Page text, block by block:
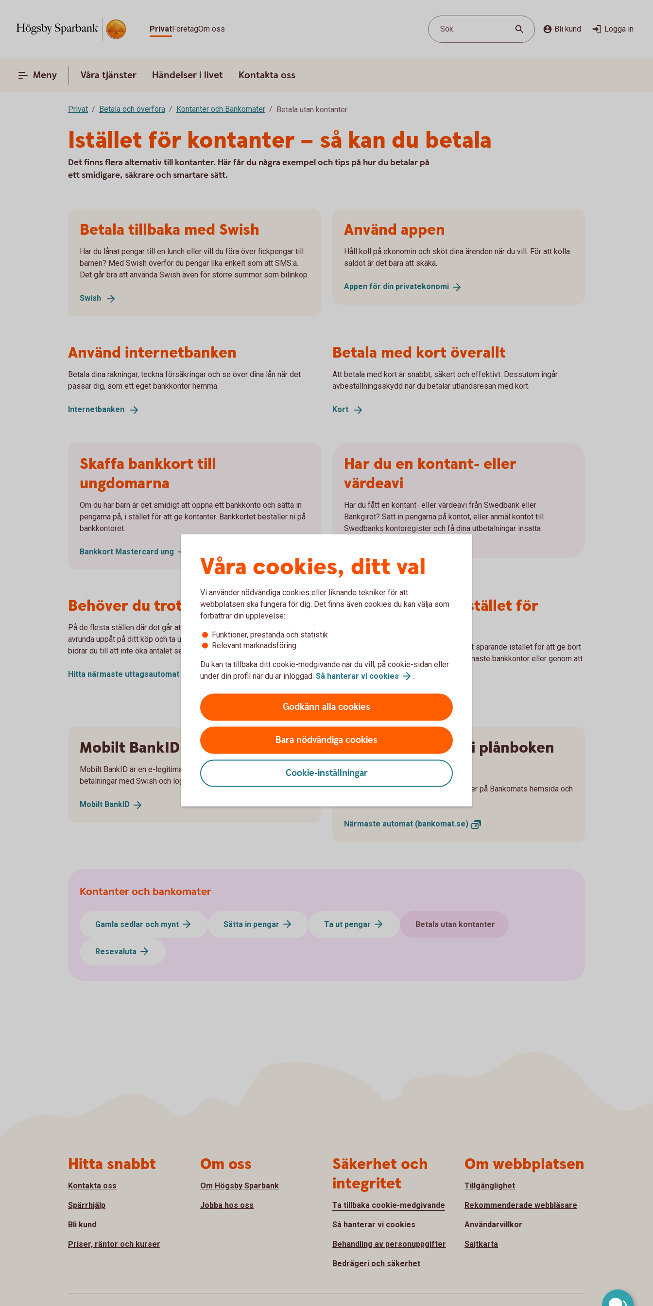
PrivatFöretagOm oss Sök Bli kund Logga in
Meny Våra tjänster Händelser i livet Kontakta oss
Privat Betala och överföra Kontanter och Bankomater Betala utan kontanter
Istället för kontanter – så kan du betala
Det finns flera alternativ till kontanter. Här får du några exempel och tips på hur du betalar på
ett smidigare, säkrare och smartare sätt.
Betala tillbaka med Swish
Har du lånat pengar till en lunch eller vill du föra över fickpengar till
barnen? Med Swish överför du pengar lika enkelt som att SMS:a.
Det går bra att använda Swish även för större summor som bilinköp.
Swish
Använd appen
Håll koll på ekonomin och sköt dina ärenden när du vill. För att kolla
saldot är det bara att skaka.
Appen för din privatekonomi
Använd internetbanken
Betala dina räkningar, teckna försäkringar och se över dina lån när det
passar dig, som ett eget bankkontor hemma.
Internetbanken
Betala med kort överallt
Att betala med kort är snabbt, säkert och effektivt. Dessutom ingår
avbeställningsskydd när du betalar utlandsresan med kort.
Kort
Skaffa bankkort till
ungdomarna
Om du har barn är det smidigt att öppna ett bankkonto och sätta in
pengarna på, i stället för att ge kontanter. Bankkortet beställer ni på
bankkontoret.
Bankkort Mastercard ung
Har du en kontant- eller
värdeavi
Har du fått en kontant- eller värdeavi från Swedbank eller
Bankgirot? Sätt in pengarna på kontot, eller anmäl kontot till
Swedbanks kontoregister och få dina utbetalningar insatta
Behöver du trots allt kontanter?
På de flesta ställen där det går att betala med kort, kan du be om att
avrunda uppåt på ditt köp och ta ut kontanter samtidigt. När du gör så
bidrar du till att inte öka antalet sedlar i samhället.
Hitta närmaste uttagsautomat (bankomat.se)
Ge bort gåvokort i stället för
Sätt in pengarna på konto, fond eller annat sparande istället för att ge bort
kontanter. Trevliga gåvokort får du på närmaste bankkontor eller genom att
För gåvokort, ring 0771-22 11 22
Mobilt BankID
Mobilt BankID är en e-legitimation, bland annat för att skicka
betalningar med Swish och logga in i internetbanken utan dosa.
Mobilt BankID
Har du kontanter i plånboken
du vill sätta in?
Sök efter automater i mobilbanken eller på Bankomats hemsida och
Närmaste automat (bankomat.se)
Kontanter och bankomater
Gamla sedlar och mynt Sätta in pengar Ta ut pengar Betala utan kontanter
Resevaluta
Våra cookies, ditt val
Vi använder nödvändiga cookies eller liknande tekniker för att
webbplatsen ska fungera för dig. Det finns även cookies du kan välja som
förbättrar din upplevelse:
Funktioner, prestanda och statistik
Relevant marknadsföring
Du kan ta tillbaka ditt cookie-medgivande när du vill, på cookie-sidan eller
under din profil när du är inloggad. Så hanterar vi cookies .
Godkänn alla cookies
Bara nödvändiga cookies
Cookie-inställningar
Hitta snabbt
Kontakta oss
Spärrhjälp
Bli kund
Priser, räntor och kurser
Om oss
Om Högsby Sparbank
Jobba hos oss
Säkerhet och
integritet
Ta tillbaka cookie-medgivande
Så hanterar vi cookies
Behandling av personuppgifter
Bedrägeri och säkerhet
Om webbplatsen
Tillgänglighet
Rekommenderade webbläsare
Användarvillkor
Sajtkarta